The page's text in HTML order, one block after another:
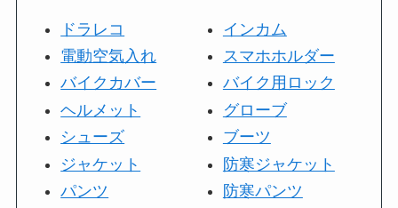
ドラレコ
電動空気入れ
バイクカバー
ヘルメット
シューズ
ジャケット
パンツ
インカム
スマホホルダー
バイク用ロック
グローブ
ブーツ
防寒ジャケット
防寒パンツ